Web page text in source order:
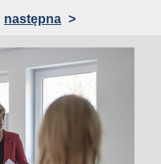
następna >